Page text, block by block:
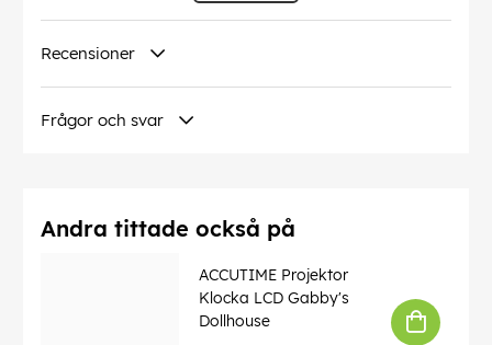
Recensioner
Frågor och svar
Andra tittade också på
ACCUTIME Projektor
Klocka LCD Gabby's
Dollhouse